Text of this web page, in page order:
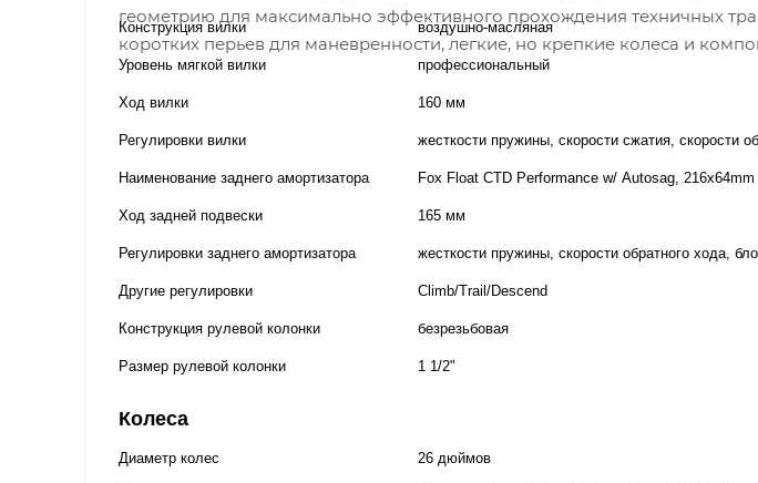
геометрию для максимально эффективного прохождения техничных
коротких перьев для маневренности, легкие, но крепкие колеса и
Конструкция вилки воздушно-масляная
Уровень мягкой вилки профессиональный
Ход вилки 160 мм
Регулировки вилки жесткости пружины, скорости сжатия, скорости
Наименование заднего амортизатора Fox Float CTD Performance w/ Autosag, 216x64mm
Ход задней подвески 165 мм
Регулировки заднего амортизатора жесткости пружины, скорости обратного хода,
Другие регулировки Climb/Trail/Descend
Конструкция рулевой колонки безрезьбовая
Размер рулевой колонки 1 1/2"
Колеса
Диаметр колес 26 дюймов